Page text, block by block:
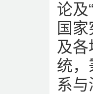
论及
国
及
统，
系